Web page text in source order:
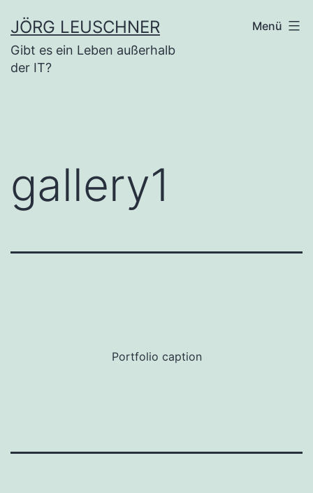
Inhalt
springen
JÖRG LEUSCHNER
Gibt es ein Leben außerhalb
der IT?
Menü
gallery1
Portfolio caption